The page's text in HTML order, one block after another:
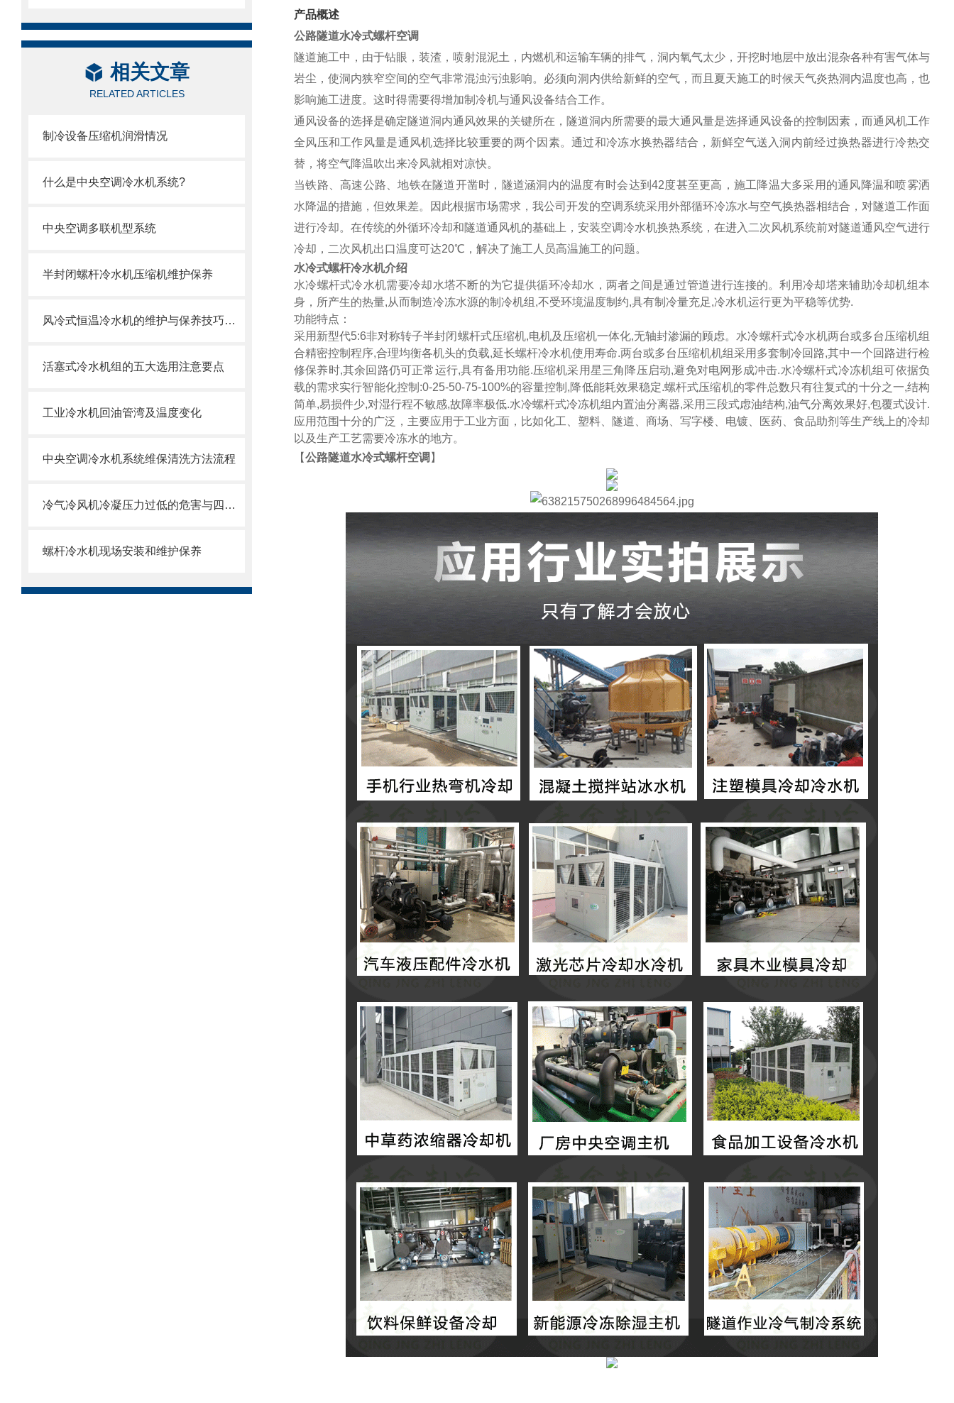
相关文章
RELATED ARTICLES
制冷设备压缩机润滑情况
什么是中央空调冷水机系统?
中央空调多联机型系统
半封闭螺杆冷水机压缩机维护保养
风冷式恒温冷水机的维护与保养技巧分析
活塞式冷水机组的五大选用注意要点
工业冷水机回油管湾及温度变化
中央空调冷水机系统维保清洗方法流程
冷气冷风机冷凝压力过低的危害与四种控制方法
螺杆冷水机现场安装和维护保养
产品概述
公路隧道水冷式螺杆空调
隧道施工中，由于钻眼，装渣，喷射混泥土，内燃机和运输车辆的排气，洞内氧气太少，开挖时地层中放出混杂各种有害气体与
岩尘，使洞内狭窄空间的空气非常混浊污浊影响。必须向洞内供给新鲜的空气，而且夏天施工的时候天气炎热洞内温度也高，也
影响施工进度。这时得需要得增加制冷机与通风设备结合工作。
通风设备的选择是确定隧道洞内通风效果的关键所在，隧道洞内所需要的最大通风量是选择通风设备的控制因素，而通风机工作
全风压和工作风量是通风机选择比较重要的两个因素。通过和冷冻水换热器结合，新鲜空气送入洞内前经过换热器进行冷热交
替，将空气降温吹出来冷风就相对凉快。
当铁路、高速公路、地铁在隧道开凿时，隧道涵洞内的温度有时会达到42度甚至更高，施工降温大多采用的通风降温和喷雾洒
水降温的措施，但效果差。因此根据市场需求，我公司开发的空调系统采用外部循环冷冻水与空气换热器相结合，对隧道工作面
进行冷却。在传统的外循环冷却和隧道通风机的基础上，安装空调冷水机换热系统，在进入二次风机系统前对隧道通风空气进行
冷却，二次风机出口温度可达20℃，解决了施工人员高温施工的问题。
水冷式螺杆冷水机介绍
水冷螺杆式冷水机需要冷却水塔不断的为它提供循环冷却水，两者之间是通过管道进行连接的。利用冷却塔来辅助冷却机组本
身，所产生的热量,从而制造冷冻水源的制冷机组,不受环境温度制约,具有制冷量充足,冷水机运行更为平稳等优势.
功能特点 ：
采用 新型代5:6非对称转子半封闭螺杆式压缩机,电机及压缩机一体化,无轴封渗漏的顾虑。水冷螺杆式冷水机两台或多台压缩机组
合精密控制程序,合理均衡各机头的负载,延长螺杆冷水机使用寿命.两台或多台压缩机机组采用多套制冷回路,其中一个回路进行检
修保养时,其余回路仍可正常运行,具有备用功能.压缩机采用星三角降压启动,避免对电网形成冲击.水冷螺杆式冷冻机组可依据负
载的需求实行智能化控制:0-25-50-75-100%的容量控制,降低能耗效果稳定.螺杆式压缩机的零件总数只有往复式的十分之一,结构
简单,易损件少,对湿行程不敏感,故障率极低.水冷螺杆式冷冻机组内置油分离器,采用三段式虑油结构,油气分离效果好,包覆式设计.
应用范围十分的广泛，主要应用于工业方面，比如化工、塑料、 隧道、商场、写字楼、 电镀、医药、食品助剂等生产线上的冷却
以及生产工艺需要冷冻水的地方。
【公路隧道水冷式螺杆空调 】